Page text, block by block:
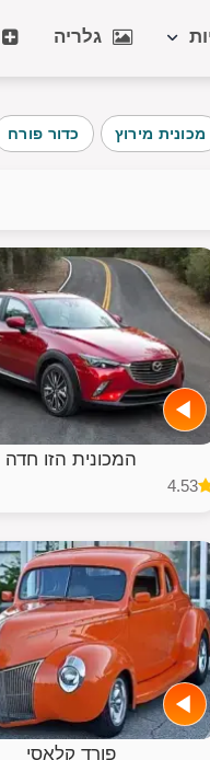
יומי
גלריה
מכונית מירוץ כדור פורח
המכונית הזו חדה
4.53
פורד קלאסי